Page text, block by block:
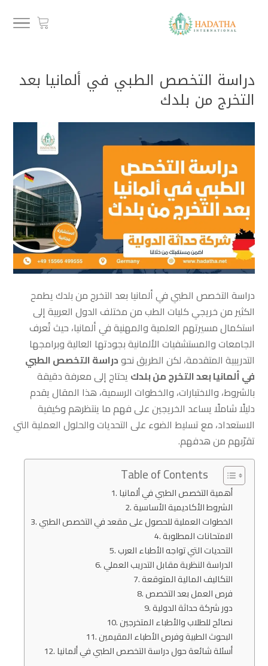
دراسة التخصص الطبي في ألمانيا بعد
التخرج من بلدك
دراسة التخصص الطبي في ألمانيا بعد التخرج من بلدك يطمح
الكثير من خريجي كليات الطب من مختلف الدول العربية إلى
استكمال مسيرتهم العلمية والمهنية في ألمانيا، حيث تُعرف
الجامعات والمستشفيات الألمانية بجودتها العالية وبرامجها
التدريبية المتقدمة، لكن الطريق نحودراسة التخصص الطبي
في ألمانيا بعد التخرج من بلدك يحتاج إلى معرفة دقيقة
بالشروط، والاختبارات، والخطوات الرسمية، هذا المقال يقدم
دليلًا شاملًا يساعد الخريجين على فهم ما ينتظرهم وكيفية
الاستعداد، مع تسليط الضوء على التحديات والحلول العملية التي
تقرّبهم من هدفهم.
Table of Contents
أهمية التخصص الطبي في ألمانيا
الشروط الأكاديمية الأساسية
الخطوات العملية للحصول على مقعد في التخصص الطبي
الامتحانات المطلوبة
التحديات التي تواجه الأطباء العرب
الدراسة النظرية مقابل التدريب العملي
التكاليف المالية المتوقعة
فرص العمل بعد التخصص
دور شركة حداثة الدولية
نصائح للطلاب والأطباء المتخرجين
البحوث الطبية وفرص الأطباء المقيمين
أسئلة شائعة حول دراسة التخصص الطبي في ألمانيا